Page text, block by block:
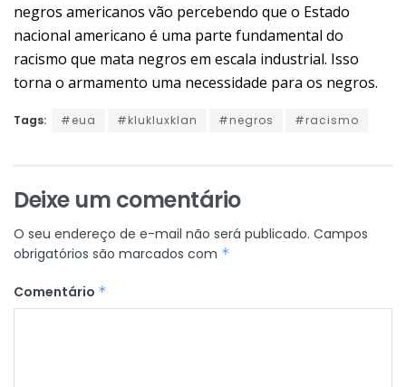
negros americanos vão percebendo que o Estado
nacional americano é uma parte fundamental do
racismo que mata negros em escala industrial. Isso
torna o armamento uma necessidade para os negros.
Tags: #eua #klukluxklan #negros #racismo
Deixe um comentário
O seu endereço de e-mail não será publicado. Campos
obrigatórios são marcados com *
Comentário *